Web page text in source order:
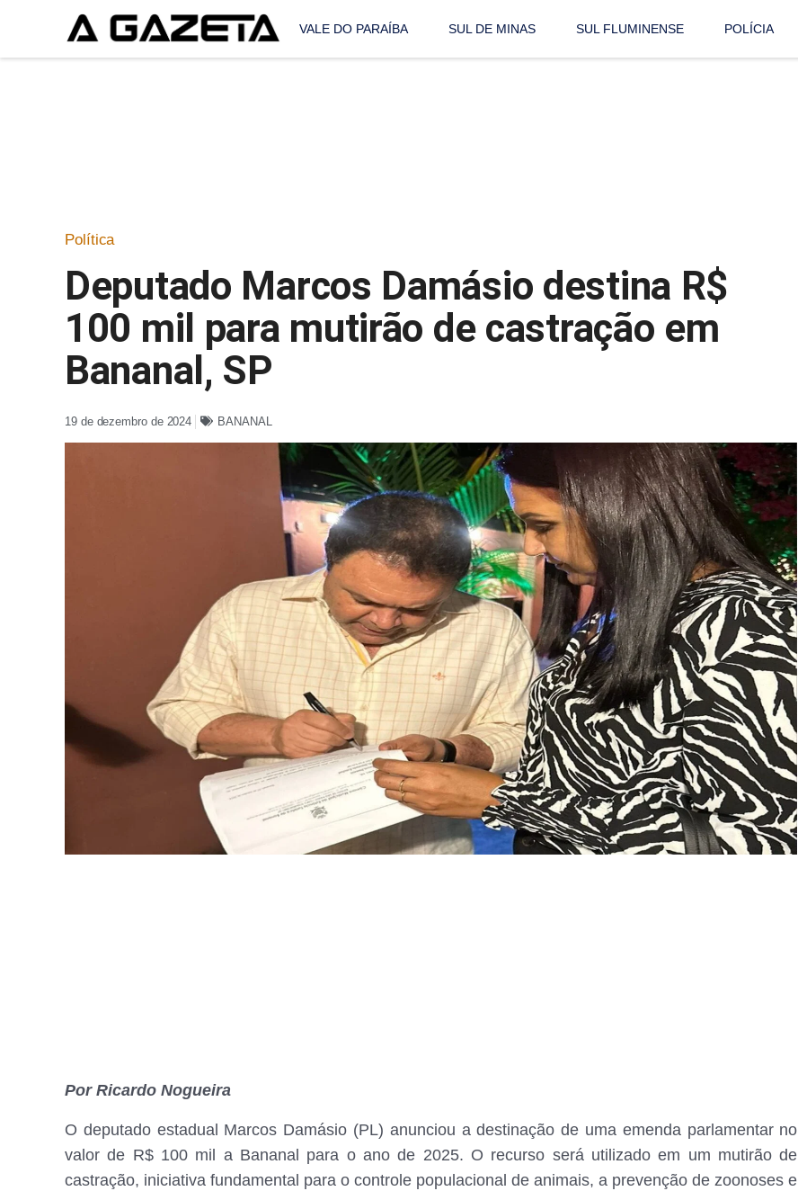
VALE DO PARAÍBA SUL DE MINAS SUL FLUMINENSE POLÍCIA
Política
Deputado Marcos Damásio destina R$
100 mil para mutirão de castração em
Bananal, SP
19 de dezembro de 2024 BANANAL
Por Ricardo Nogueira
O deputado estadual Marcos Damásio (PL) anunciou a destinação de uma emenda parlamentar no
valor de R$ 100 mil a Bananal para o ano de 2025. O recurso será utilizado em um mutirão de
castração, iniciativa fundamental para o controle populacional de animais, a prevenção de zoonoses e